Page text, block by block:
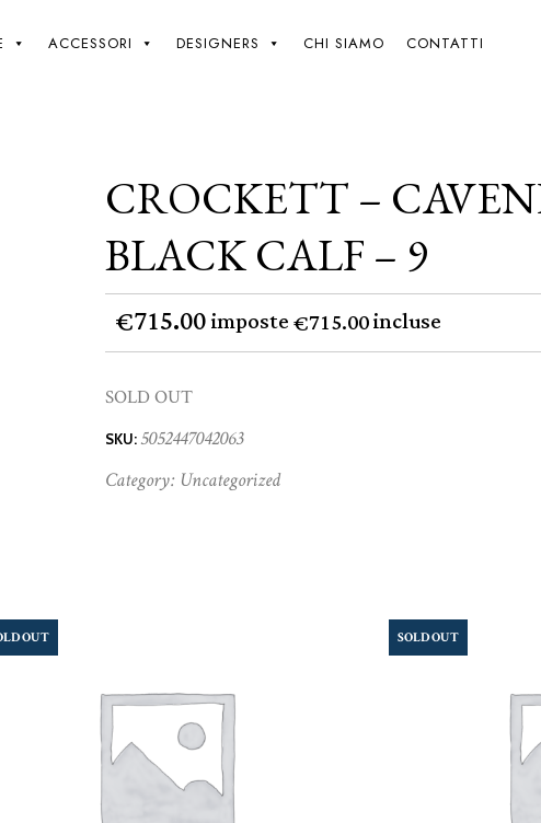
ACCESSORI DESIGNERS CHI SIAMO CONTATTI
Crockett – Cavendish – Black Calf – 9
CROCKETT –
BLACK CALF – 9
€715.00imposte€715.00incluse
SOLD OUT
SKU: 5052447042063
Category: Uncategorized
OUT SOLD OUT